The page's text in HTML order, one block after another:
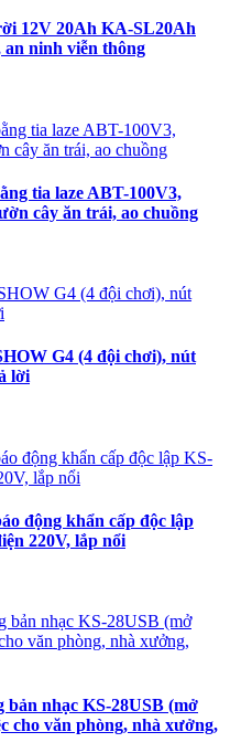
12V 20Ah KA-SL20Ah
an ninh viễn thông
tia laze ABT-100V3,
cây ăn trái, ao chuồng
G4 (4 đội chơi), nút
lời
động khẩn cấp độc lập
220V, lắp nổi
bản nhạc KS-28USB (mở
cho văn phòng, nhà xưởng,